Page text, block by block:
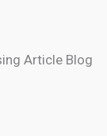
Article Blog